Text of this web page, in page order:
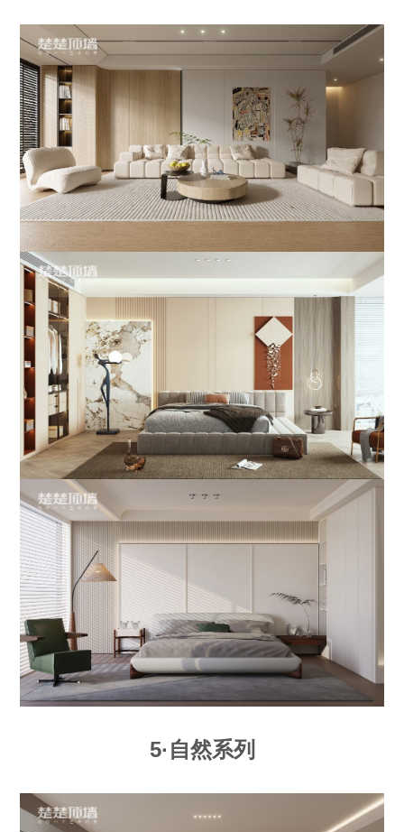
5·自然系列